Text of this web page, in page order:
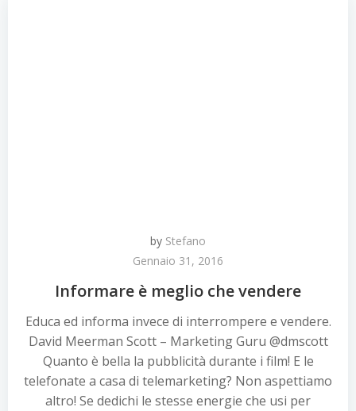
by Stefano
Gennaio 31, 2016
Informare è meglio che vendere
Educa ed informa invece di interrompere e vendere.
David Meerman Scott – Marketing Guru @dmscott
Quanto è bella la pubblicità durante i film! E le
telefonate a casa di telemarketing? Non aspettiamo
altro! Se dedichi le stesse energie che usi per